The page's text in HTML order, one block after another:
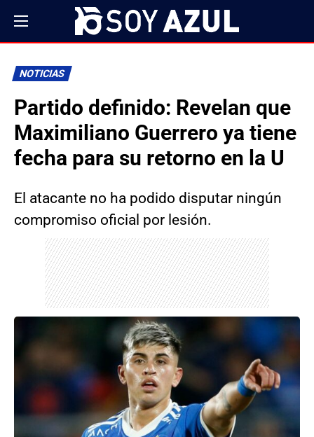
NOTICIAS
Partido definido: Revelan que
Maximiliano Guerrero ya tiene
fecha para su retorno en la U
El atacante no ha podido disputar ningún
compromiso oficial por lesión.